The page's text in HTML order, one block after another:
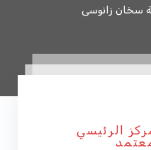
سخان زانوسى
الرئيسي